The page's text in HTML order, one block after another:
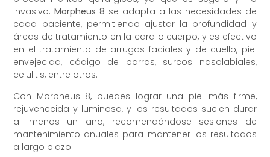
invasivo.Morpheus 8 se adapta a las necesidades de
cada paciente, permitiendo ajustar la profundidad y
áreas de tratamiento en la cara o cuerpo, y es efectivo
en el tratamiento de arrugas faciales y de cuello, piel
envejecida, código de barras, surcos nasolabiales,
celulitis, entre otros.
Con Morpheus 8, puedes lograr una piel más firme,
rejuvenecida y luminosa, y los resultados suelen durar
al menos un año, recomendándose sesiones de
mantenimiento anuales para mantener los resultados
a largo plazo.